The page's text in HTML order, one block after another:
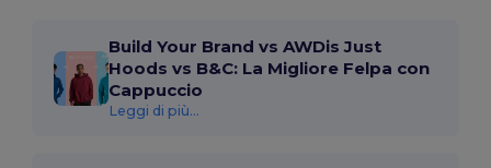
Build Your Brand vs AWDis Just
Hoods vs B&C: La Migliore Felpa con
Cappuccio
Leggi di più...